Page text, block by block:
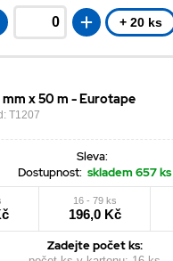
+ 20 ks
x 50 m - Eurotape
T1207
Sleva:
Dostupnost: skladem 657 ks
16 - 79 ks
196,0 Kč
Zadejte počet ks: